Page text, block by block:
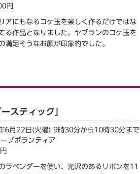
円
アにもなるコケ玉を楽しく作るだけではな
る作品となりました。ヤブランのコケ玉を
満足そうなお顔が印象的でした。
スティック」
6月22日(火曜) 9時30分から10時30分まで
ブボランティア
ラベンダーを使い、光沢のあるリボンを11